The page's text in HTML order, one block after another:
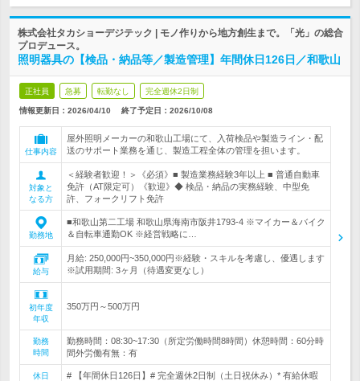
株式会社タカショーデジテック | モノ作りから地方創生まで。「光」の総合
プロデュース。
照明器具の【検品・納品等／製造管理】年間休日126日／和歌山
正社員 急募 転勤なし 完全週休2日制
情報更新日：2026/04/10 終了予定日： 2026/10/08
仕事内容
屋外照明メーカーの和歌山工場にて、入荷検品や製造ライン・配
送のサポート業務を通じ、製造工程全体の管理を担います。
対象と
なる方
＜経験者歓迎！＞《必須》■ 製造業務経験3年以上 ■ 普通自動車
免許（AT限定可）《歓迎》◆ 検品・納品の実務経験、中型免
許、フォークリフト免許
勤務地
■和歌山第二工場 和歌山県海南市阪井1793-4 ※マイカー＆バイク
＆自転車通勤OK ※経営戦略に…
給与
月給: 250,000円~350,000円※経験・スキルを考慮し、優遇します
※試用期間: 3ヶ月（待遇変更なし）
初年度
年収
350万円～500万円
勤務
時間
勤務時間：08:30~17:30（所定労働時間8時間）休憩時間：60分時
間外労働有無：有
休日
# 【年間休日126日】# 完全週休2日制（土日祝休み）* 有給休暇